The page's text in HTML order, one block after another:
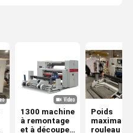
1300 machine
à remontage
et à découpe
Poids
maximal
rouleau